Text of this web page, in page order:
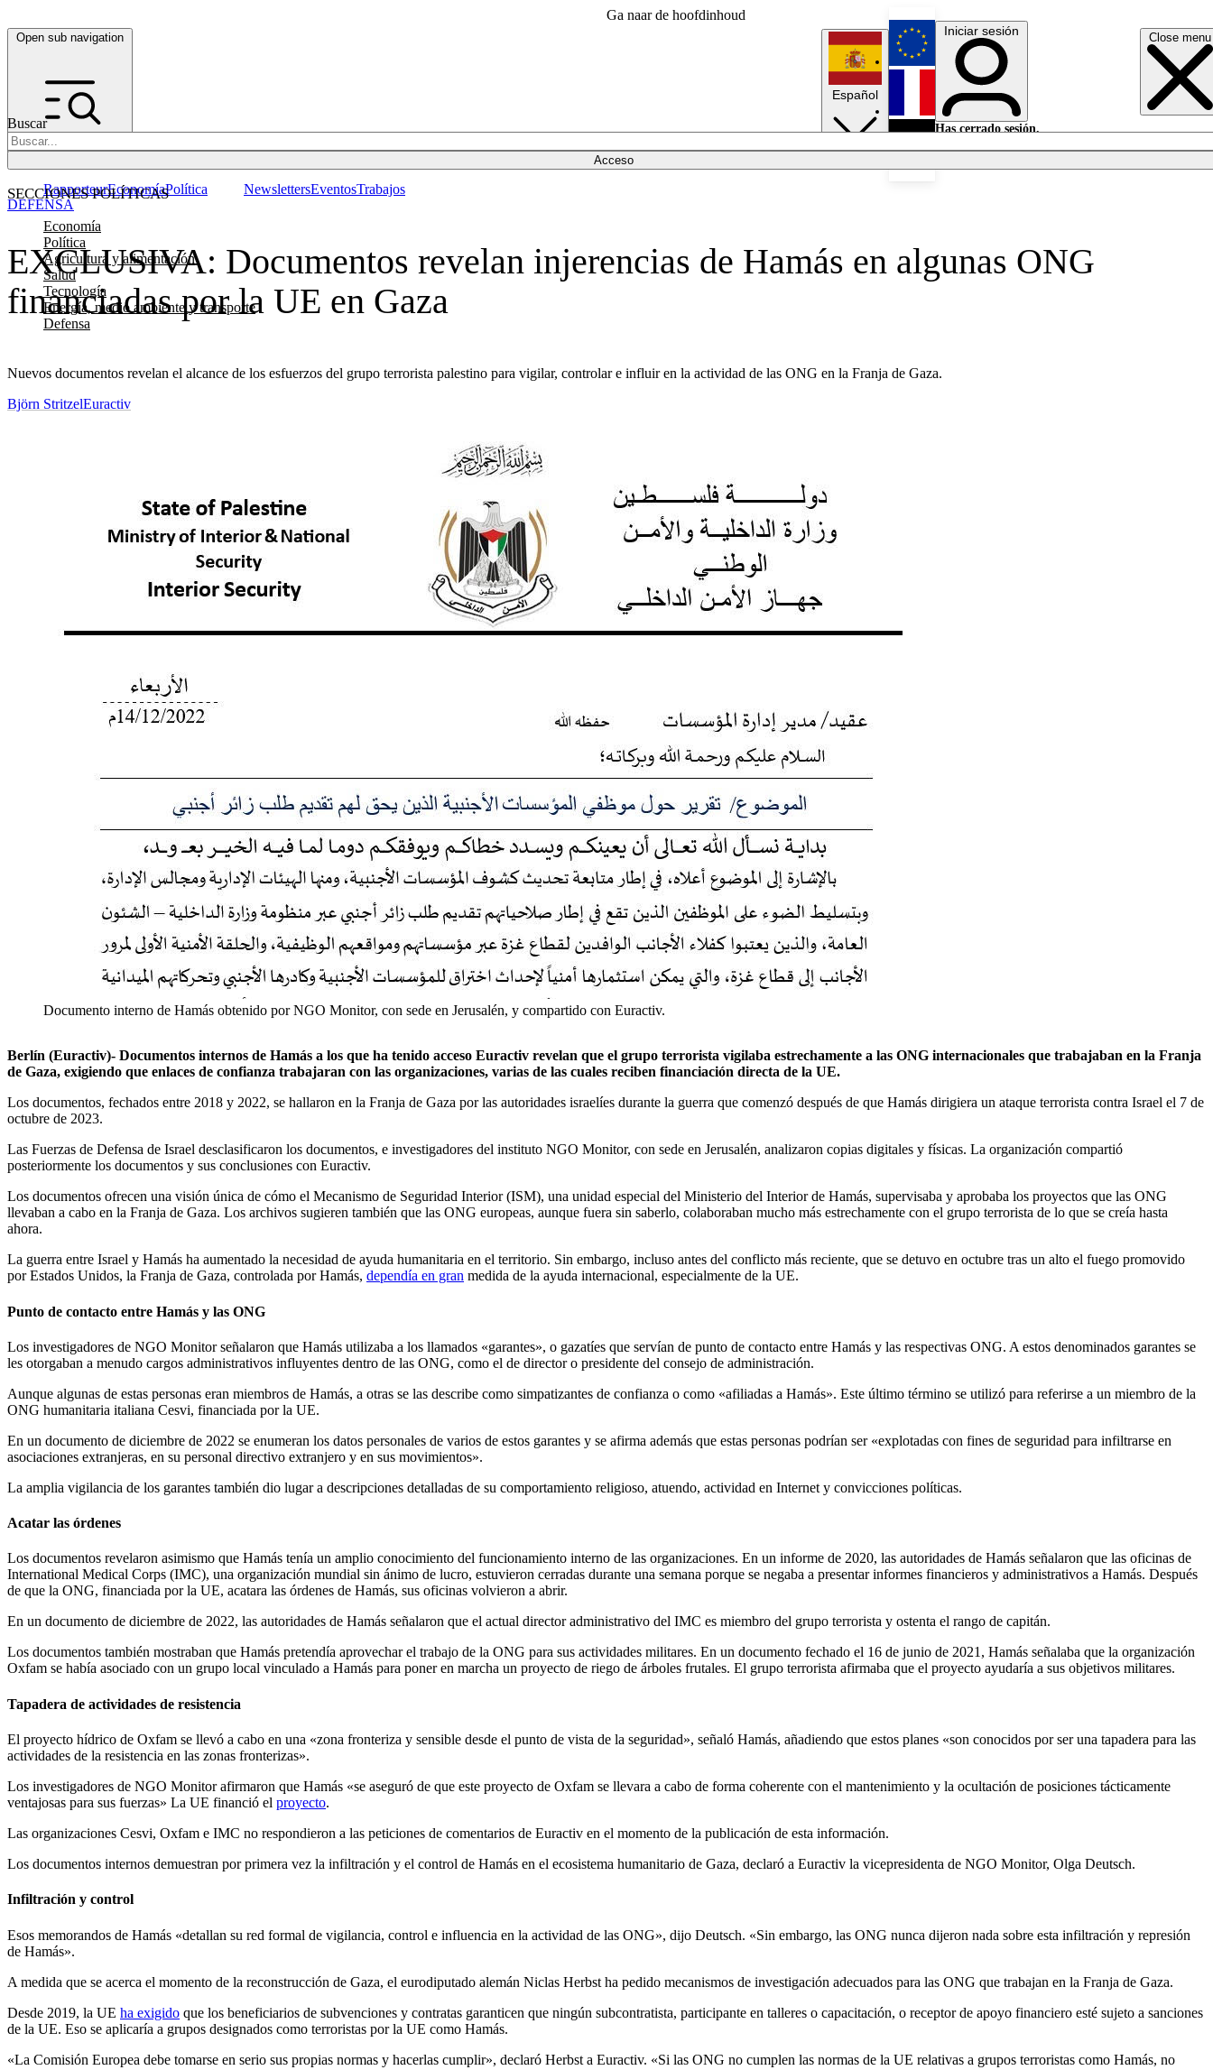
Ga naar de hoofdinhoud
Open sub navigation Close menu
Buscar
Acceso
SECCIONES POLÍTICAS
Economía
Política
Agricultura y alimentación
Salud
Tecnología
Energía, medio ambiente y transporte
Defensa
RapporteurEconomíaPolítica NewslettersEventosTrabajos
Español
English
Français
Iniciar sesión
Has cerrado sesión.
EXCLUSIVA: Documentos revelan injerencias de Hamás en algunas ONG
financiadas por la UE en Gaza
Nuevos documentos revelan el alcance de los esfuerzos del grupo terrorista palestino para vigilar, controlar e influir en la actividad de las ONG en la Franja de Gaza.
DEFENSA
Björn StritzelEuractiv
Documento interno de Hamás obtenido por NGO Monitor, con sede en Jerusalén, y compartido con Euractiv.
Berlín (Euractiv)- Documentos internos de Hamás a los que ha tenido acceso Euractiv revelan que el grupo terrorista vigilaba estrechamente a las ONG internacionales que trabajaban en la Franja
de Gaza, exigiendo que enlaces de confianza trabajaran con las organizaciones, varias de las cuales reciben financiación directa de la UE.
Los documentos, fechados entre 2018 y 2022, se hallaron en la Franja de Gaza por las autoridades israelíes durante la guerra que comenzó después de que Hamás dirigiera un ataque terrorista contra Israel el 7 de
octubre de 2023.
Las Fuerzas de Defensa de Israel desclasificaron los documentos, e investigadores del instituto NGO Monitor, con sede en Jerusalén, analizaron copias digitales y físicas. La organización compartió
posteriormente los documentos y sus conclusiones con Euractiv.
Los documentos ofrecen una visión única de cómo el Mecanismo de Seguridad Interior (ISM), una unidad especial del Ministerio del Interior de Hamás, supervisaba y aprobaba los proyectos que las ONG
llevaban a cabo en la Franja de Gaza. Los archivos sugieren también que las ONG europeas, aunque fuera sin saberlo, colaboraban mucho más estrechamente con el grupo terrorista de lo que se creía hasta
ahora.
La guerra entre Israel y Hamás ha aumentado la necesidad de ayuda humanitaria en el territorio. Sin embargo, incluso antes del conflicto más reciente, que se detuvo en octubre tras un alto el fuego promovido
por Estados Unidos, la Franja de Gaza, controlada por Hamás, dependía en gran medida de la ayuda internacional, especialmente de la UE.
Punto de contacto entre Hamás y las ONG
Los investigadores de NGO Monitor señalaron que Hamás utilizaba a los llamados «garantes», o gazatíes que servían de punto de contacto entre Hamás y las respectivas ONG. A estos denominados garantes se
les otorgaban a menudo cargos administrativos influyentes dentro de las ONG, como el de director o presidente del consejo de administración.
Aunque algunas de estas personas eran miembros de Hamás, a otras se las describe como simpatizantes de confianza o como «afiliadas a Hamás». Este último término se utilizó para referirse a un miembro de la
ONG humanitaria italiana Cesvi, financiada por la UE.
En un documento de diciembre de 2022 se enumeran los datos personales de varios de estos garantes y se afirma además que estas personas podrían ser «explotadas con fines de seguridad para infiltrarse en
asociaciones extranjeras, en su personal directivo extranjero y en sus movimientos».
La amplia vigilancia de los garantes también dio lugar a descripciones detalladas de su comportamiento religioso, atuendo, actividad en Internet y convicciones políticas.
Acatar las órdenes
Los documentos revelaron asimismo que Hamás tenía un amplio conocimiento del funcionamiento interno de las organizaciones. En un informe de 2020, las autoridades de Hamás señalaron que las oficinas de
International Medical Corps (IMC), una organización mundial sin ánimo de lucro, estuvieron cerradas durante una semana porque se negaba a presentar informes financieros y administrativos a Hamás. Después
de que la ONG, financiada por la UE, acatara las órdenes de Hamás, sus oficinas volvieron a abrir.
En un documento de diciembre de 2022, las autoridades de Hamás señalaron que el actual director administrativo del IMC es miembro del grupo terrorista y ostenta el rango de capitán.
Los documentos también mostraban que Hamás pretendía aprovechar el trabajo de la ONG para sus actividades militares. En un documento fechado el 16 de junio de 2021, Hamás señalaba que la organización
Oxfam se había asociado con un grupo local vinculado a Hamás para poner en marcha un proyecto de riego de árboles frutales. El grupo terrorista afirmaba que el proyecto ayudaría a sus objetivos militares.
Tapadera de actividades de resistencia
El proyecto hídrico de Oxfam se llevó a cabo en una «zona fronteriza y sensible desde el punto de vista de la seguridad», señaló Hamás, añadiendo que estos planes «son conocidos por ser una tapadera para las
actividades de la resistencia en las zonas fronterizas».
Los investigadores de NGO Monitor afirmaron que Hamás «se aseguró de que este proyecto de Oxfam se llevara a cabo de forma coherente con el mantenimiento y la ocultación de posiciones tácticamente
ventajosas para sus fuerzas» La UE financió el proyecto.
Las organizaciones Cesvi, Oxfam e IMC no respondieron a las peticiones de comentarios de Euractiv en el momento de la publicación de esta información.
Los documentos internos demuestran por primera vez la infiltración y el control de Hamás en el ecosistema humanitario de Gaza, declaró a Euractiv la vicepresidenta de NGO Monitor, Olga Deutsch.
Infiltración y control
Esos memorandos de Hamás «detallan su red formal de vigilancia, control e influencia en la actividad de las ONG», dijo Deutsch. «Sin embargo, las ONG nunca dijeron nada sobre esta infiltración y represión
de Hamás».
A medida que se acerca el momento de la reconstrucción de Gaza, el eurodiputado alemán Niclas Herbst ha pedido mecanismos de investigación adecuados para las ONG que trabajan en la Franja de Gaza.
Desde 2019, la UE ha exigido que los beneficiarios de subvenciones y contratas garanticen que ningún subcontratista, participante en talleres o capacitación, o receptor de apoyo financiero esté sujeto a sanciones
de la UE. Eso se aplicaría a grupos designados como terroristas por la UE como Hamás.
«La Comisión Europea debe tomarse en serio sus propias normas y hacerlas cumplir», declaró Herbst a Euractiv. «Si las ONG no cumplen las normas de la UE relativas a grupos terroristas como Hamás, no